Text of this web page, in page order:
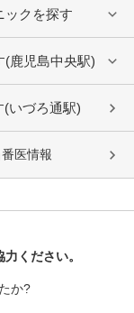
ックを探す
(鹿児島中央駅)
いづろ通駅)
医情報
ください。
か?